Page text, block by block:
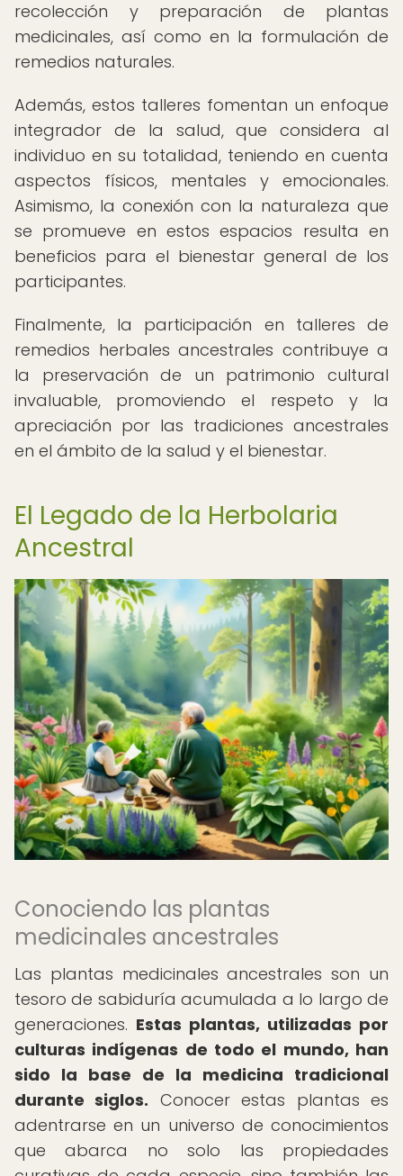
recolección y preparación de plantas
medicinales, así como en la formulación de
remedios naturales.
Además, estos talleres fomentan un enfoque
integrador de la salud, que considera al
individuo en su totalidad, teniendo en cuenta
aspectos físicos, mentales y emocionales.
Asimismo, la conexión con la naturaleza que
se promueve en estos espacios resulta en
beneficios para el bienestar general de los
participantes.
Finalmente, la participación en talleres de
remedios herbales ancestrales contribuye a
la preservación de un patrimonio cultural
invaluable, promoviendo el respeto y la
apreciación por las tradiciones ancestrales
en el ámbito de la salud y el bienestar.
El Legado de la Herbolaria
Ancestral
Conociendo las plantas
medicinales ancestrales
Las plantas medicinales ancestrales son un
tesoro de sabiduría acumulada a lo largo de
generaciones. Estas plantas, utilizadas por
culturas indígenas de todo el mundo, han
sido la base de la medicina tradicional
durante siglos. Conocer estas plantas es
adentrarse en un universo de conocimientos
que abarca no solo las propiedades